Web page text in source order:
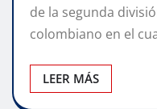
de la segunda
colombiano en el
LEER MÁS